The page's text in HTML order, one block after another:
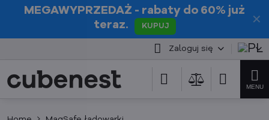
✕
MEGAWYPRZEDAŻ - rabaty do 60% już
teraz.
KUPUJ
Zaloguj się